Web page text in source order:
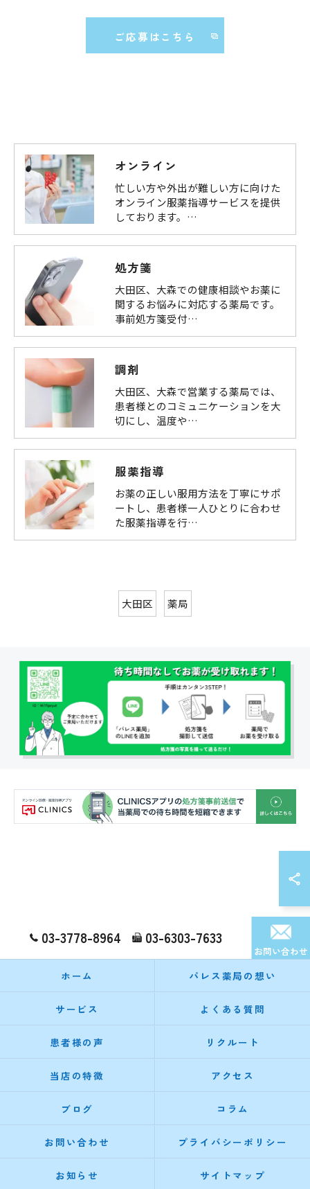
ご応募はこちら
オンライン
忙しい方や外出が難しい方に向けた
オンライン服薬指導サービスを提供
しております。…
処方箋
大田区、大森での健康相談やお薬に
関するお悩みに対応する薬局です。
事前処方箋受付…
調剤
大田区、大森で営業する薬局では、
患者様とのコミュニケーションを大
切にし、温度や…
服薬指導
お薬の正しい服用方法を丁寧にサポ
ートし、患者様一人ひとりに合わせ
た服薬指導を行…
大田区 薬局
03-3778-8964 03-6303-7633
お問い合わせ
ホーム パレス薬局の想い
サービス よくある質問
患者様の声 リクルート
当店の特徴 アクセス
ブログ コラム
お問い合わせ プライバシーポリシー
お知らせ サイトマップ